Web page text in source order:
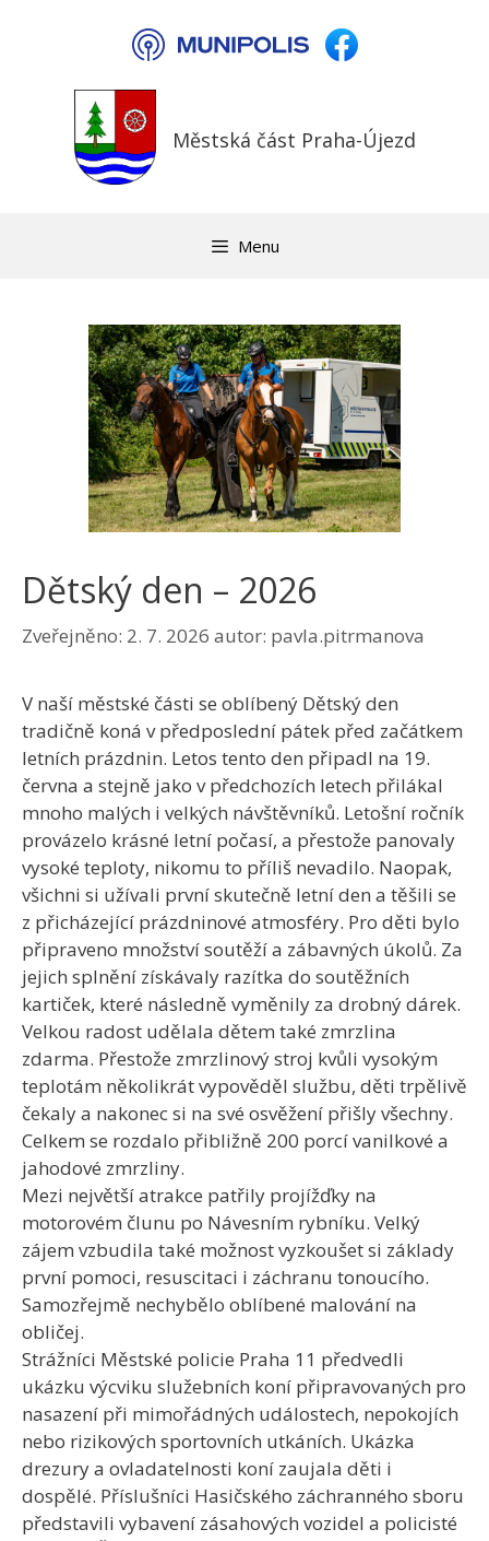
Městská část Praha-Újezd
Menu
Dětský den – 2026
Zveřejněno: 2. 7. 2026 autor: pavla.pitrmanova
V naší městské části se oblíbený Dětský den
tradičně koná v předposlední pátek před začátkem
letních prázdnin. Letos tento den připadl na 19.
června a stejně jako v předchozích letech přilákal
mnoho malých i velkých návštěvníků. Letošní ročník
provázelo krásné letní počasí, a přestože panovaly
vysoké teploty, nikomu to příliš nevadilo. Naopak,
všichni si užívali první skutečně letní den a těšili se
z přicházející prázdninové atmosféry. Pro děti bylo
připraveno množství soutěží a zábavných úkolů. Za
jejich splnění získávaly razítka do soutěžních
kartiček, které následně vyměnily za drobný dárek.
Velkou radost udělala dětem také zmrzlina
zdarma. Přestože zmrzlinový stroj kvůli vysokým
teplotám několikrát vypověděl službu, děti trpělivě
čekaly a nakonec si na své osvěžení přišly všechny.
Celkem se rozdalo přibližně 200 porcí vanilkové a
jahodové zmrzliny.
Mezi největší atrakce patřily projížďky na
motorovém člunu po Návesním rybníku. Velký
zájem vzbudila také možnost vyzkoušet si základy
první pomoci, resuscitaci i záchranu tonoucího.
Samozřejmě nechybělo oblíbené malování na
obličej.
Strážníci Městské policie Praha 11 předvedli
ukázku výcviku služebních koní připravovaných pro
nasazení při mimořádných událostech, nepokojích
nebo rizikových sportovních utkáních. Ukázka
drezury a ovladatelnosti koní zaujala děti i
dospělé. Příslušníci Hasičského záchranného sboru
představili vybavení zásahových vozidel a policisté